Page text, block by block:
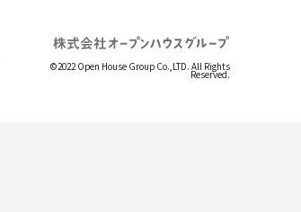
©2022 Open House Group Co.,LTD. All Rights
Reserved.